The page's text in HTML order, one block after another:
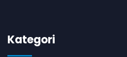
Kategori